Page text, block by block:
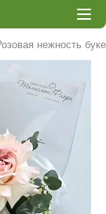
нежность